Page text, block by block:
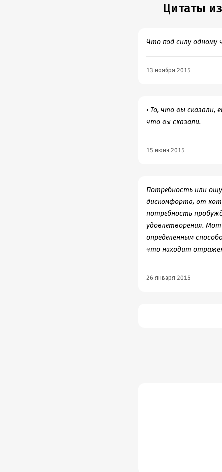
Цитаты
Что под силу одному
13 ноября 2015
• То, что вы
что вы сказали.
15 июня 2015
Потребность или
дискомфорта, от
потребность
удовлетворения.
определенным
что находит
26 января 2015